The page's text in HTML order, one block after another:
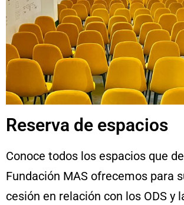
Reserva de espacios
Conoce todos los espacios que
Fundación MAS ofrecemos para
cesión en relación con los ODS y